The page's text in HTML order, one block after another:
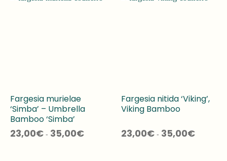
Fargesia murielae
‘Simba’ – Umbrella
Bamboo ‘Simba’
23,00€ - 35,00€di
Fargesia nitida ‘Viking’,
Viking Bamboo
23,00€ - 35,00€di